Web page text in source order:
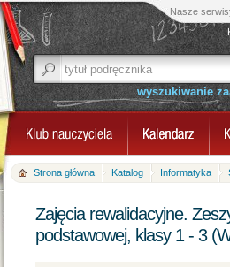
Nasze
wyszukiwanie
Strona główna Katalog Informatyka
Zajęcia rewalidacyjne.
podstawowej, klasy 1 - 3